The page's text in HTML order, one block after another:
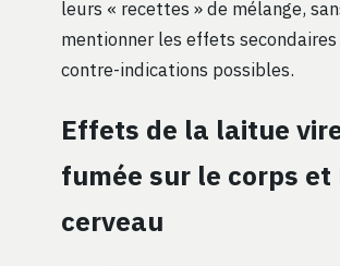
leurs « recettes » de mélange,
mentionner les effets
contre-indications possibles.
Effets de la laitue
fumée sur le corps et
cerveau